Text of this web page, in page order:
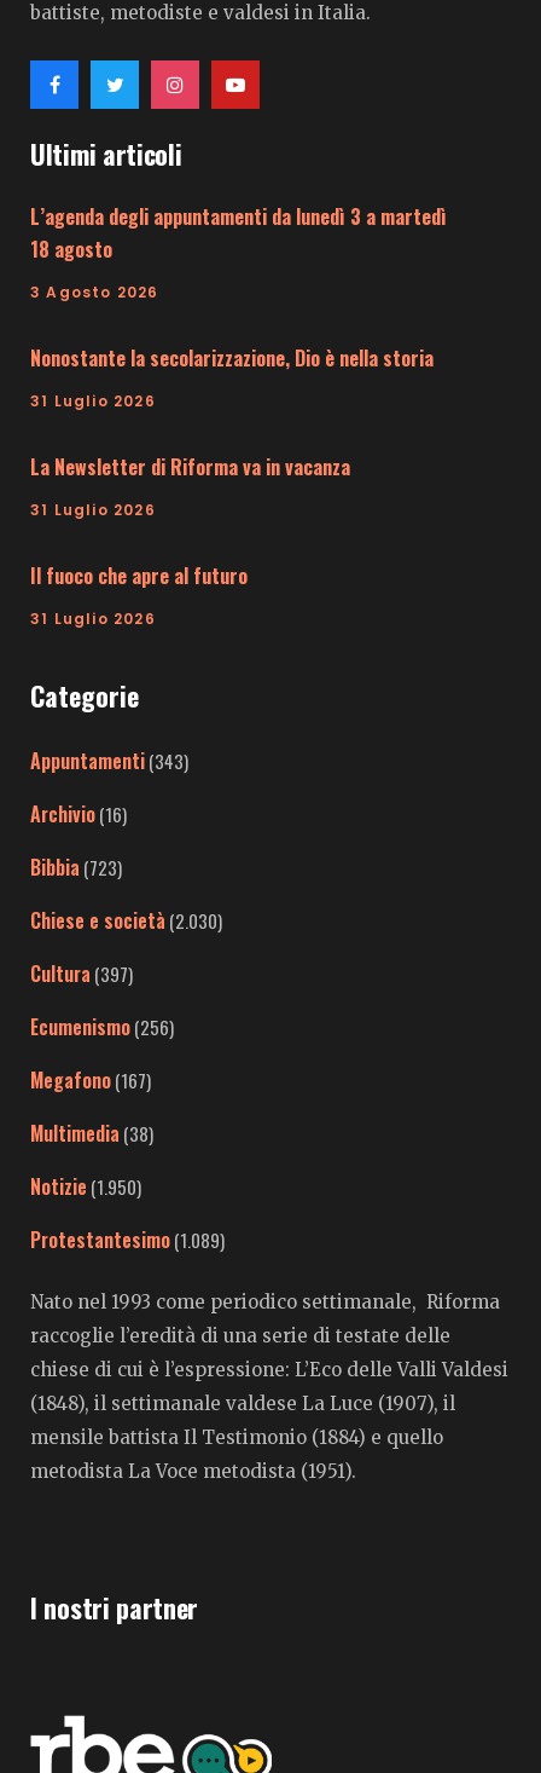
battiste, metodiste e valdesi in Italia.
Ultimi articoli
L’agenda degli appuntamenti da lunedì 3 a martedì
18 agosto
3 Agosto 2026
Nonostante la secolarizzazione, Dio è nella storia
31 Luglio 2026
La Newsletter di Riforma va in vacanza
31 Luglio 2026
Il fuoco che apre al futuro
31 Luglio 2026
Categorie
Appuntamenti(343)
Archivio(16)
Bibbia (723)
Chiese e società (2.030)
Cultura (397)
Ecumenismo(256)
Megafono(167)
Multimedia (38)
Notizie (1.950)
Protestantesimo(1.089)
Nato nel 1993 come periodico settimanale, Riforma
raccoglie l’eredità di una serie di testate delle
chiese di cui è l’espressione: L’Eco delle Valli Valdesi
(1848), il settimanale valdese La Luce (1907), il
mensile battista Il Testimonio (1884) e quello
metodista La Voce metodista (1951).
I nostri partner